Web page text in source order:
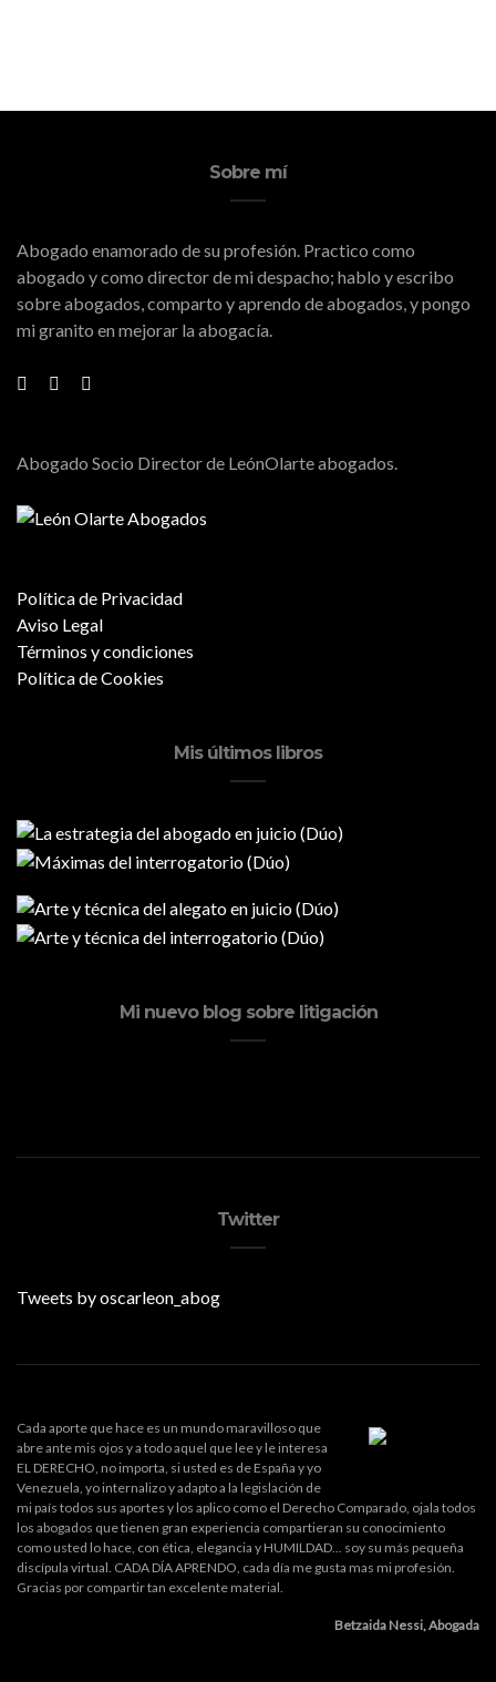
Sobre mí
Abogado enamorado de su profesión. Practico como
abogado y como director de mi despacho; hablo y escribo
sobre abogados, comparto y aprendo de abogados, y pongo
mi granito en mejorar la abogacía.
Abogado Socio Director de LeónOlarte abogados.
Política de Privacidad
Aviso Legal
Términos y condiciones
Política de Cookies
Mis últimos libros
Mi nuevo blog sobre litigación
Twitter
Tweets by oscarleon_abog
Cada aporte que hace es un mundo maravilloso que
abre ante mis ojos y a todo aquel que lee y le interesa
EL DERECHO, no importa, si usted es de España y yo
Venezuela, yo internalizo y adapto a la legislación de
mi país todos sus aportes y los aplico como el Derecho Comparado, ojala todos
los abogados que tienen gran experiencia compartieran su conocimiento
como usted lo hace, con ética, elegancia y HUMILDAD... soy su más pequeña
discípula virtual. CADA DÍA APRENDO, cada día me gusta mas mi profesión.
Gracias por compartir tan excelente material.
Betzaida Nessi, Abogada